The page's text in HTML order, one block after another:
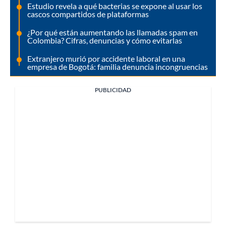
Estudio revela a qué bacterias se expone al usar los
cascos compartidos de plataformas
¿Por qué están aumentando las llamadas spam en
Colombia? Cifras, denuncias y cómo evitarlas
Extranjero murió por accidente laboral en una
empresa de Bogotá: familia denuncia incongruencias
PUBLICIDAD